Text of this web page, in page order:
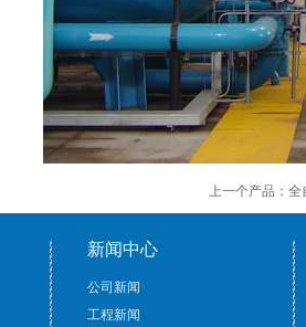
上一个产品： 全
新闻中心
公司新闻
工程新闻